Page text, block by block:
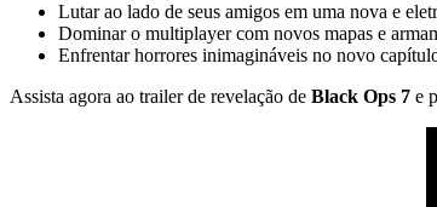
Lutar ao lado de seus amigos em uma nova e
Dominar o multiplayer com novos mapas e
Enfrentar horrores inimagináveis no novo
Assista agora ao trailer de revelação de Black Ops 7 e